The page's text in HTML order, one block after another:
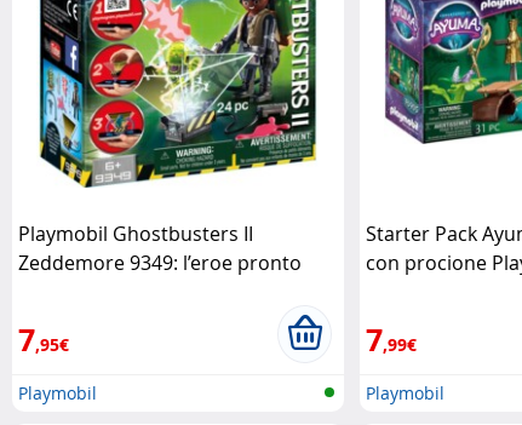
Playmobil Ghostbusters II
Zeddemore 9349: l’eroe pronto
7,95€
Playmobil
Starter Pack
con procione
7,99€
Playmobil